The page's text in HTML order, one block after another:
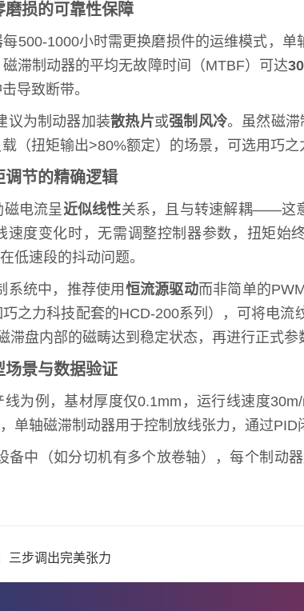
磨损的可靠性保障
500-1000小时需更换磨损件的运维模式，
滞制动器的平均无故障时间（MTBF）可达
导致断带。
议为制动器加装散热片或强制风冷。虽然磁滞
（扭矩输出>80%额定）的场景，可选用巧
调节的精确逻辑
电流呈近似线性关系，且与转速解耦——这
速度变化时，无需调整控制器参数，扭矩
低速段的抖动问题。
系统中，推荐使用 恒流源驱动而非简单的
之力科技配套的HCD-200系列），可将电
滞盘内部的磁畴达到稳定状态，再进行正式参
场景与数据验证
线为例，基材厚度仅0.1mm，运行线速度
单轴磁滞制动器用于控制放线张力，通过PID
备中（如分切机有多个放卷轴），每个制动
三步调出完美张力